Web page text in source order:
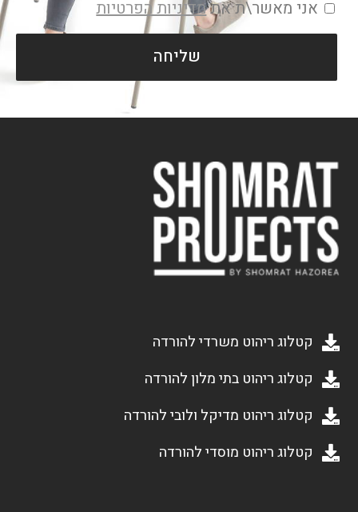
אני מאשר\ת אתמדיניות הפרטיות
שליחה
קטלוג ריהוט משרדי להורדה
קטלוג ריהוט בתי מלון להורדה
קטלוג ריהוט מדיקל ולובי להורדה
קטלוג ריהוט מוסדי להורדה